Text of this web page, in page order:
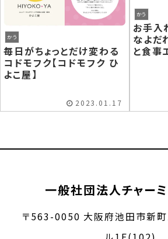
かう
毎日がちょっとだけ変わる
コドモフク【コドモフク ひ
よこ屋】
2023.01.17
かう
お手入
なよだ
と食事
一般社団法人チャー
〒563-0050 大阪府池田市新